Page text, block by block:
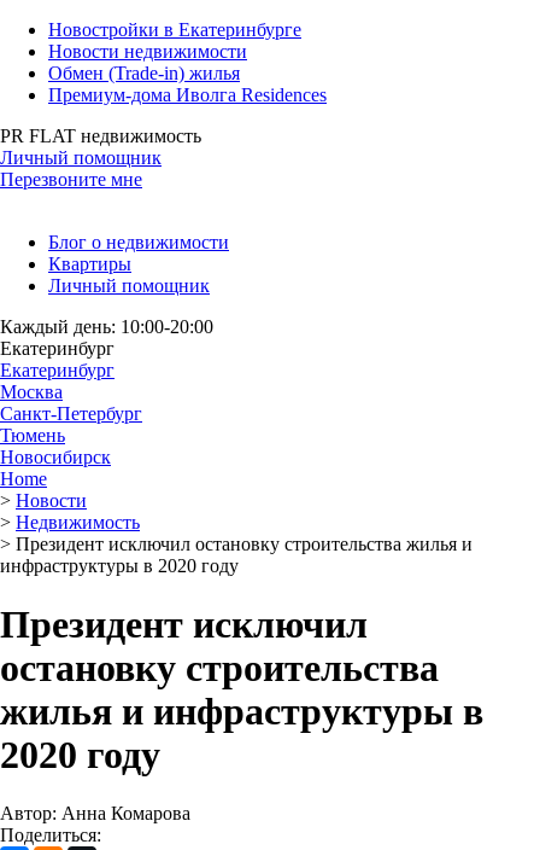
Новостройки в Екатеринбурге
Новости недвижимости
Обмен (Trade-in) жилья
Премиум-дома Иволга Residences
PR FLAT недвижимость
Личный помощник
Перезвоните мне
Блог о недвижимости
Квартиры
Личный помощник
Каждый день: 10:00-20:00
Екатеринбург
Екатеринбург
Москва
Санкт-Петербург
Тюмень
Новосибирск
Home
> Новости
> Недвижимость
> Президент исключил остановку строительства жилья и
инфраструктуры в 2020 году
Президент исключил
остановку строительства
жилья и инфраструктуры в
2020 году
Автор: Анна Комарова
Поделиться: